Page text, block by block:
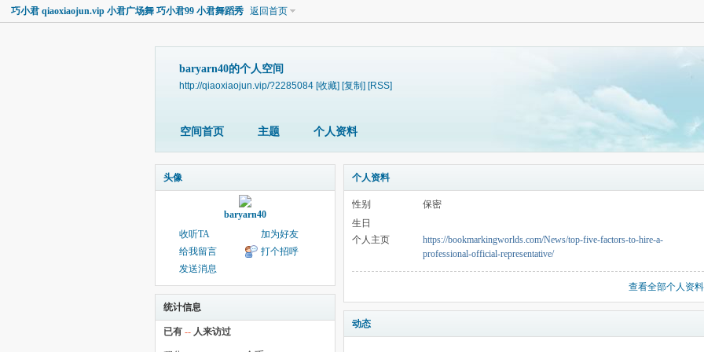
巧小君 qiaoxiaojun.vip 小君广场舞 巧小君99 小君舞蹈秀 返回首页
baryarn40的个人空间
http://qiaoxiaojun.vip/?2285084 [收藏] [复制] [RSS]
空间首页 主题 个人资料
头像
baryarn40
收听TA
加为好友
给我留言
打个招呼
发送消息
统计信息
已有 -- 人来访过
个人资料
性别
保密
生日
个人主页
https://bookmarkingworlds.com/News/top-five-factors-to-hire-a-
professional-official-representative/
查看全部个人资料
动态